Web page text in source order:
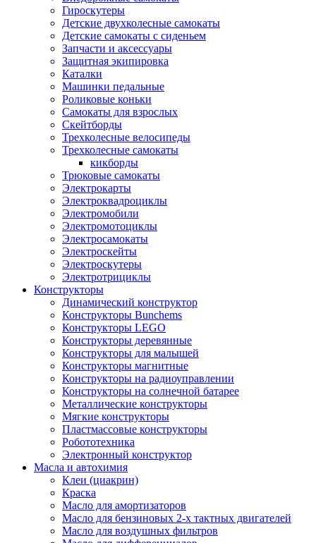
Гироскутеры
Детские двухколесные самокаты
Детские самокаты с сиденьем
Запчасти и аксессуары
Защитная экипировка
Каталки
Машинки педальные
Роликовые коньки
Самокаты для взрослых
Скейтборды
Трехколесные велосипеды
Трехколесные самокаты
кикборды
Трюковые самокаты
Электрокарты
Электроквадроциклы
Электромобили
Электромотоциклы
Электросамокаты
Электроскейты
Электроскутеры
Электротрициклы
Конструкторы
Динамический конструктор
Конструкторы Bunchems
Конструкторы LEGO
Конструкторы деревянные
Конструкторы для малышей
Конструкторы магнитные
Конструкторы на радиоуправлении
Конструкторы на солнечной батарее
Металлические конструкторы
Мягкие конструкторы
Пластмассовые конструкторы
Робототехника
Электронный конструктор
Масла и автохимия
Клеи (циакрин)
Краска
Масло для амортизаторов
Масло для бензиновых 2-х тактных двигателей
Масло для воздушных фильтров